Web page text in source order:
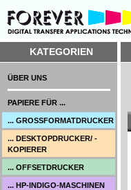
KATEGORIEN
ÜBER UNS
PAPIERE FÜR ...
... GROSSFORMATDRUCKER
... DESKTOPDRUCKER/ -
KOPIERER
... OFFSETDRUCKER
... HP-INDIGO-MASCHINEN